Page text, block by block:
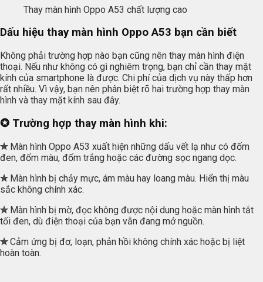
Thay màn hình Oppo A53 chất lượng cao
Dấu hiệu thay màn hình Oppo A53 bạn cần biết
Không phải trường hợp nào bạn cũng nên thay màn hình điện
thoại. Nếu như không có gì nghiêm trọng, bạn chỉ cần thay mặt
kính của smartphone là được. Chi phí của dịch vụ này thấp hơn
rất nhiều. Vì vậy, bạn nên phân biệt rõ hai trường hợp thay màn
hình và thay mặt kính sau đây.
✪ Trường hợp thay màn hình khi:
✮Màn hình Oppo A53 xuất hiện những dấu vết lạ như có đốm
đen, đốm màu, đốm trắng hoặc các đường sọc ngang dọc.
✮ Màn hình bị chảy mực, ám màu hay loang màu. Hiển thị màu
sắc không chính xác.
✮ Màn hình bị mờ, đọc không được nội dung hoặc màn hình tắt
tối đen, dù điện thoại của bạn vẫn đang mở nguồn.
✮Cảm ứng bị đơ, loạn, phản hồi không chính xác hoặc bị liệt
hoàn toàn.